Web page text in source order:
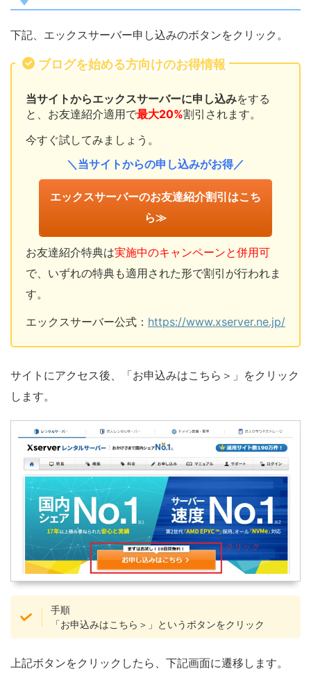
下記、エックスサーバー申し込みのボタンをクリック。
ブログを始める方向けのお得情報
当サイトからエックスサーバーに申し込みをする
と、お友達紹介適用で最大20%割引されます。
今すぐ試してみましょう。
＼当サイトからの申し込みがお得／
エックスサーバーのお友達紹介割引はこち
ら≫
お友達紹介特典は実施中のキャンペーンと併用可
で、いずれの特典も適用された形で割引が行われま
す。
エックスサーバー公式： https://www.xserver.ne.jp/
サイトにアクセス後、「お申込みはこちら＞」をクリック
します。
手順
「お申込みはこちら＞」というボタンをクリック
上記ボタンをクリックしたら、下記画面に遷移します。